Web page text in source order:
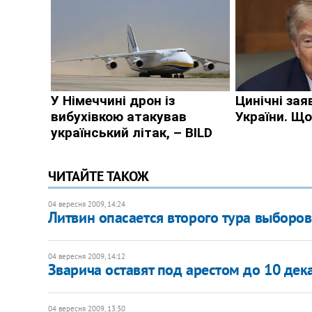
ЧИТАЙТЕ ТАКОЖ
04 вересня 2009, 14:24
Литвин опасается второго тура выборов
04 вересня 2009, 14:12
Зварича оставят под арестом до 10
04 вересня 2009, 13:30